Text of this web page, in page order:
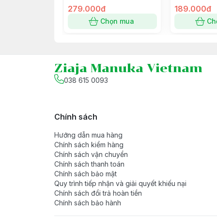
- Hạn sử dụng/hạn dùng: 3 năm kể từ
Mụn, Chứa Bùn Hoạt Tính
15ml
279.000đ
Chọn mua
Giảm Mụn 15ml
189.000đ
Ziaja Manuka Vietnam
038 615 0093
Chính sách
Hướng dẫn mua hàng
Chính sách kiểm hàng
Chính sách vận chuyển
Chính sách thanh toán
Chính sách bảo mật
Quy trình tiếp nhận và giải quyết khiếu nại
Chính sách đổi trả hoàn tiền
Chính sách bảo hành